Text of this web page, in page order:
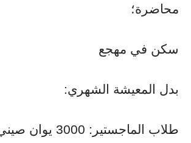
محاضرة؛
سكن في مهجع
بدل المعيشة الشهري:
طلاب الماجستير: 3000 يوان صيني في الشهر